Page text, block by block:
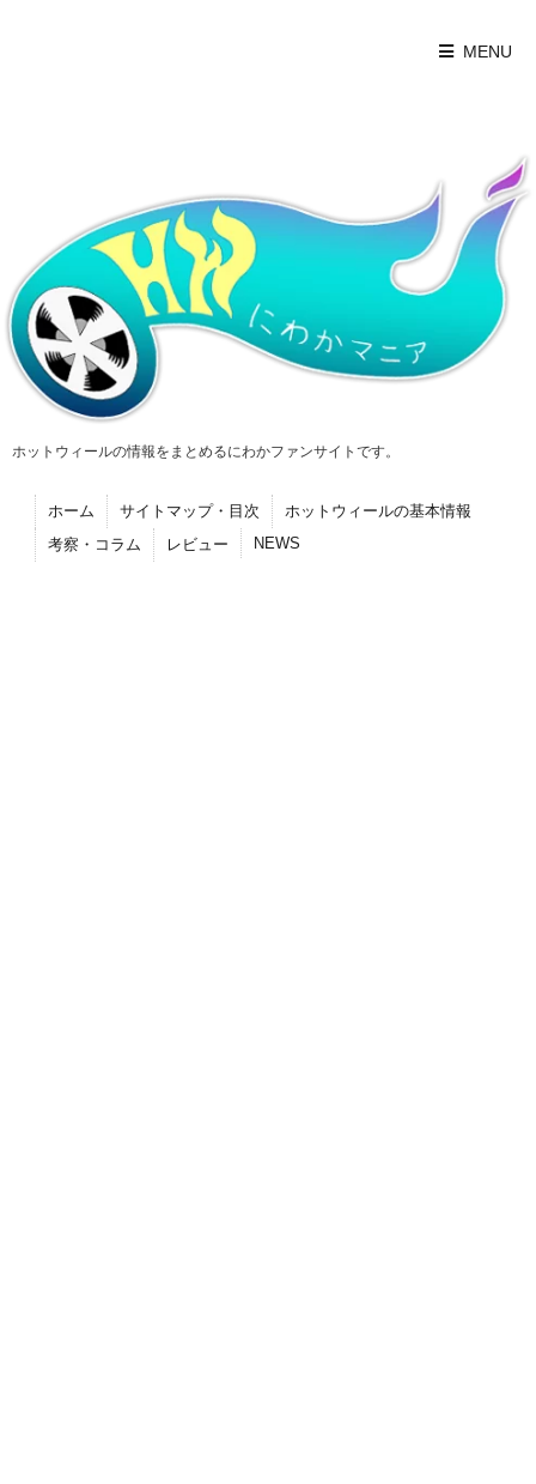
MENU
ホットウィールの情報をまとめるにわかファンサイトです。
ホーム サイトマップ・目次
ホットウィールの基本情報
考察・コラム
レビュー NEWS